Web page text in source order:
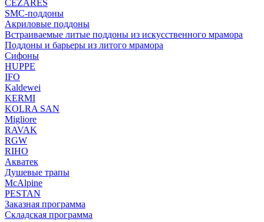
CEZARES
SMC-поддоны
Акриловые поддоны
Встраиваемые литые поддоны из искусственного мрамора
Поддоны и барьеры из литого мрамора
Сифоны
HUPPE
IFO
Kaldewei
KERMI
KOLRA SAN
Migliore
RAVAK
RGW
RIHO
Акватек
Душевые трапы
McAlpine
PESTAN
Заказная программа
Складская программа